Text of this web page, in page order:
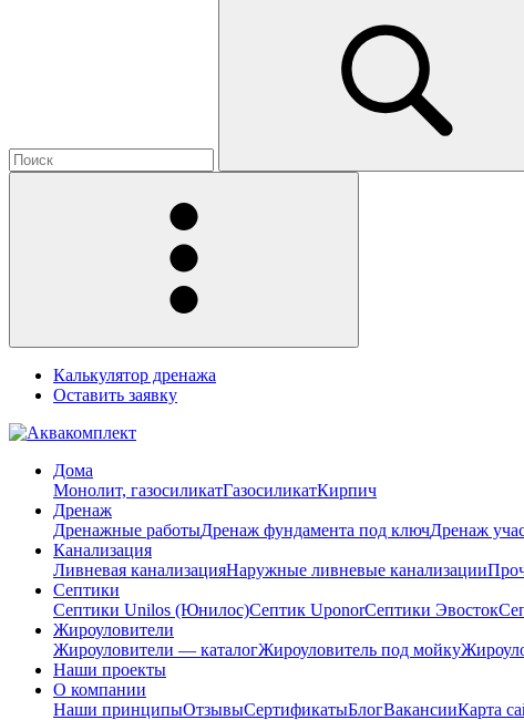
Калькулятор дренажа
Оставить заявку
Дома
Монолит, газосиликатГазосиликатКирпич
Дренаж
Дренажные работыДренаж фундамента под ключДренаж
Канализация
Ливневая канализацияНаружные ливневые канализации
Септики
Септики Unilos (Юнилос)Септик UponorСептики Эвосток
Жироуловители
Жироуловители — каталогЖироуловитель под мойку
Наши проекты
О компании
Наши принципыОтзывыСертификатыБлогВакансииКарта